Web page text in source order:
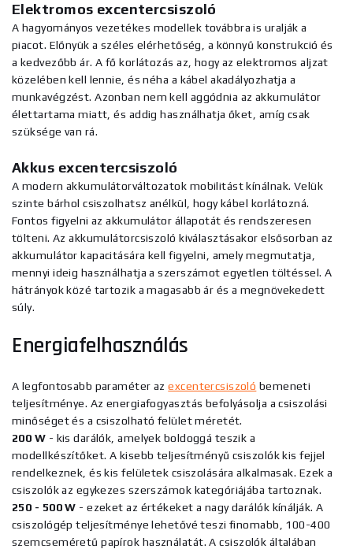
Elektromos excentercsiszoló
A hagyományos vezetékes modellek továbbra is uralják a
piacot. Előnyük a széles elérhetőség, a könnyű konstrukció és
a kedvezőbb ár. A fő korlátozás az, hogy az elektromos aljzat
közelében kell lennie, és néha a kábel akadályozhatja a
munkavégzést. Azonban nem kell aggódnia az akkumulátor
élettartama miatt, és addig használhatja őket, amíg csak
szüksége van rá.
Akkus excentercsiszoló
A modern akkumulátorváltozatok mobilitást kínálnak. Velük
szinte bárhol csiszolhatsz anélkül, hogy kábel korlátozná.
Fontos figyelni az akkumulátor állapotát és rendszeresen
tölteni. Az akkumulátorcsiszoló kiválasztásakor elsősorban az
akkumulátor kapacitására kell figyelni, amely megmutatja,
mennyi ideig használhatja a szerszámot egyetlen töltéssel. A
hátrányok közé tartozik a magasabb ár és a megnövekedett
súly.
Energiafelhasználás
A legfontosabb paraméter azexcentercsiszoló bemeneti
teljesítménye. Az energiafogyasztás befolyásolja a csiszolási
minőséget és a csiszolható felület méretét.
200 W - kis darálók, amelyek boldoggá teszik a
modellkészítőket. A kisebb teljesítményű csiszolók kis fejjel
rendelkeznek, és kis felületek csiszolására alkalmasak. Ezek a
csiszolók az egykezes szerszámok kategóriájába tartoznak.
250 - 500 W - ezeket az értékeket a nagy darálók kínálják. A
csiszológép teljesítménye lehetővé teszi finomabb, 100-400
szemcseméretű papírok használatát. A csiszolók általában